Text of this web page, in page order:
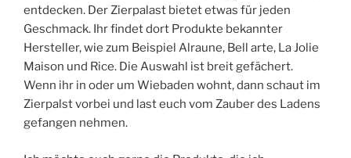
entdecken. Der Zierpalast bietet etwas für jeden
Geschmack. Ihr findet dort Produkte bekannter
Hersteller, wie zum Beispiel Alraune, Bell arte, La Jolie
Maison und Rice. Die Auswahl ist breit gefächert.
Wenn ihr in oder um Wiebaden wohnt, dann schaut im
Zierpalst vorbei und last euch vom Zauber des Ladens
gefangen nehmen.